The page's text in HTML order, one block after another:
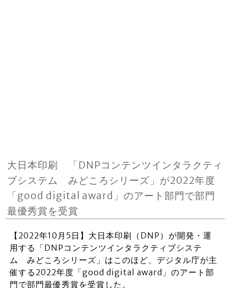
大日本印刷 「DNPコンテンツインタラクティ
ブシステム みどころシリーズ」が2022年度
「good digital award」のアート部門で部門
最優秀賞を受賞
【2022年10月5日】大日本印刷（DNP）が開発・運
用する「DNPコンテンツインタラクティブシステ
ム みどころシリーズ」はこのほど、デジタル庁が主
催する2022年度「good digital award」のアート部
門で部門最優秀賞を受賞した。